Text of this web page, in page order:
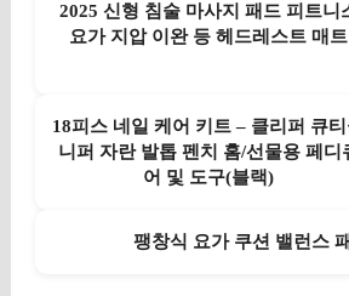
2025 신형 침술 마사지 패드 피트니
요가 지압 이완 등 헤드레스트 매트
18피스 네일 케어 키트 – 클리퍼 큐
니퍼 자란 발톱 펜치 홈/선물용 페디
어 및 도구(블랙)
팽창식 요가 쿠션 밸런스